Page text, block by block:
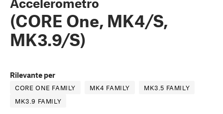
Accelerometro
(CORE One, MK4/S,
MK3.9/S)
Rilevante per
CORE ONE FAMILY MK4 FAMILY
MK3.5 FAMILY
MK3.9 FAMILY